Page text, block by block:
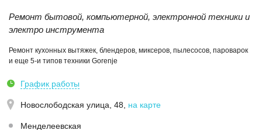
Ремонт бытовой, компьютерной, электронной техники и
электро инструмента
Ремонт кухонных вытяжек, блендеров, миксеров, пылесосов, пароварок
и еще 5-и типов техники Gorenje
График работы
Новослободская улица, 48 на карте
Менделеевская